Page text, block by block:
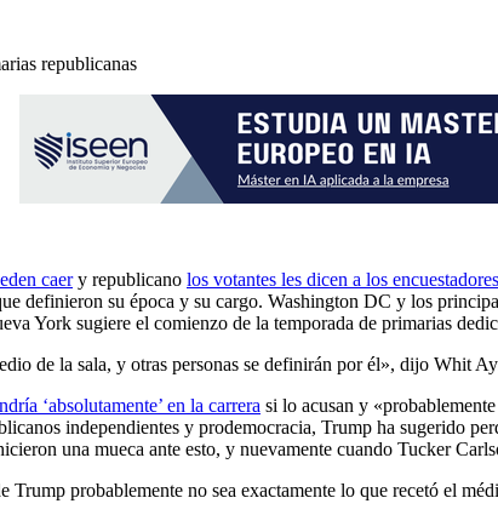
republicanas
caery republicano los votantes les dicen a los
definieron su época y su cargo. Washington DC y los
York sugiere el comienzo de la temporada de primarias
de la sala, y otras personas se definirán por él», dijo Whit
‘absolutamente’ en la carrera si lo acusan y
independientes y prodemocracia, Trump ha sugerido
una mueca ante esto, y nuevamente cuando Tucker
probablemente no sea exactamente lo que recetó el